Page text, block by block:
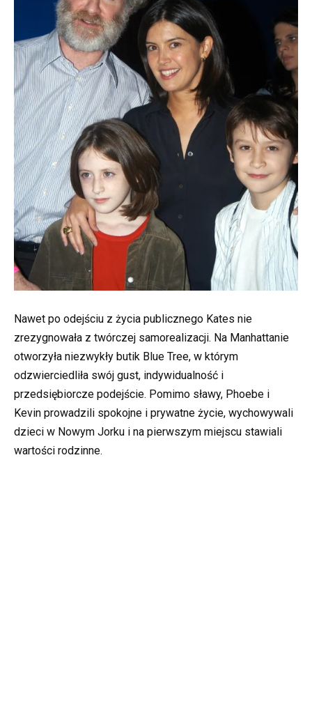
Nawet po odejściu z życia publicznego Kates nie
zrezygnowała z twórczej samorealizacji. Na Manhattanie
otworzyła niezwykły butik Blue Tree, w którym
odzwierciedliła swój gust, indywidualność i
przedsiębiorcze podejście. Pomimo sławy, Phoebe i
Kevin prowadzili spokojne i prywatne życie, wychowywali
dzieci w Nowym Jorku i na pierwszym miejscu stawiali
wartości rodzinne.